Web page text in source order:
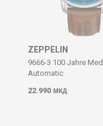
ZEPPELIN
9666-3 100 Jahre
Automatic
22.990 МКД